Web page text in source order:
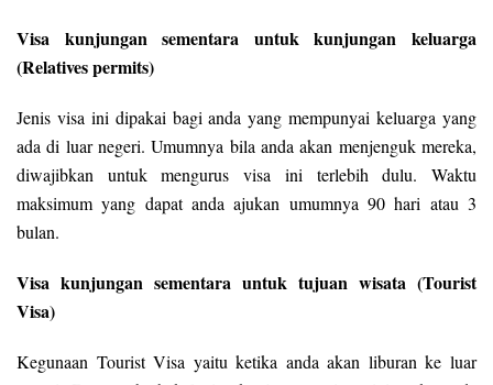
Visa kunjungan sementara untuk kunjungan keluarga
(Relatives permits)
Jenis visa ini dipakai bagi anda yang mempunyai keluarga yang
ada di luar negeri. Umumnya bila anda akan menjenguk mereka,
diwajibkan untuk mengurus visa ini terlebih dulu. Waktu
maksimum yang dapat anda ajukan umumnya 90 hari atau 3
bulan.
Visa kunjungan sementara untuk tujuan wisata (Tourist
Visa)
Kegunaan Tourist Visa yaitu ketika anda akan liburan ke luar